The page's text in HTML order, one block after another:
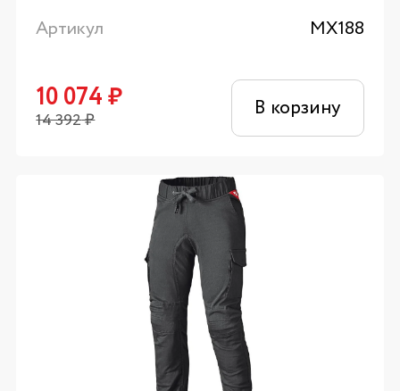
Артикул MX188
10 074₽
14 392₽ В корзину